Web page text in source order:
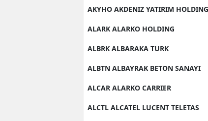
AKYHO AKDENIZ YATIRIM HOLDING
ALARK ALARKO HOLDING
ALBRK ALBARAKA TURK
ALBTN ALBAYRAK BETON SANAYI
ALCAR ALARKO CARRIER
ALCTL ALCATEL LUCENT TELETAS